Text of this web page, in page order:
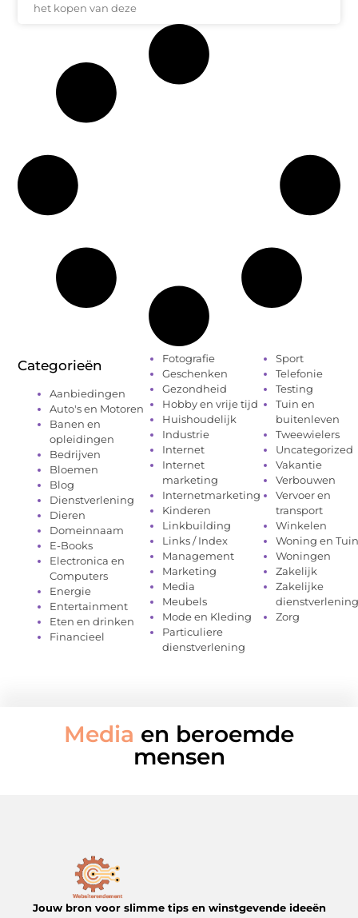
het kopen van deze
Categorieën
Aanbiedingen
Auto's en Motoren
Banen en
opleidingen
Bedrijven
Bloemen
Blog
Dienstverlening
Dieren
Domeinnaam
E-Books
Electronica en
Computers
Energie
Entertainment
Eten en drinken
Financieel
Fotografie
Geschenken
Gezondheid
Hobby en vrije tijd
Huishoudelijk
Industrie
Internet
Internet
marketing
Internetmarketing
Kinderen
Linkbuilding
Links / Index
Management
Marketing
Media
Meubels
Mode en Kleding
Particuliere
dienstverlening
Sport
Telefonie
Testing
Tuin en
buitenleven
Tweewielers
Uncategorized
Vakantie
Verbouwen
Vervoer en
transport
Winkelen
Woning en Tuin
Woningen
Zakelijk
Zakelijke
dienstverlening
Zorg
Media en beroemde
mensen
Jouw bron voor slimme tips en winstgevende ideeën